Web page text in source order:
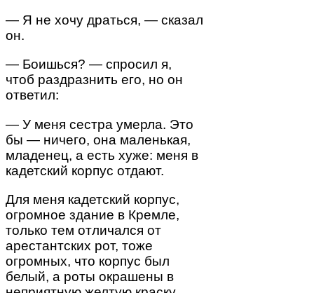
— Я не хочу драться, — сказал
он.
— Боишься? — спросил я,
чтоб раздразнить его, но он
ответил:
— У меня сестра умерла. Это
бы — ничего, она маленькая,
младенец, а есть хуже: меня в
кадетский корпус отдают.
Для меня кадетский корпус,
огромное здание в Кремле,
только тем отличался от
арестантских рот, тоже
огромных, что корпус был
белый, а роты окрашены в